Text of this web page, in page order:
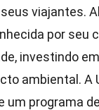
viajantes.
por seu
investindo
ambiental. A
um programa